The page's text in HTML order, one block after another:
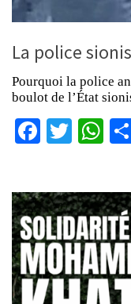
La police
Pourquoi la police
boulot de l’État